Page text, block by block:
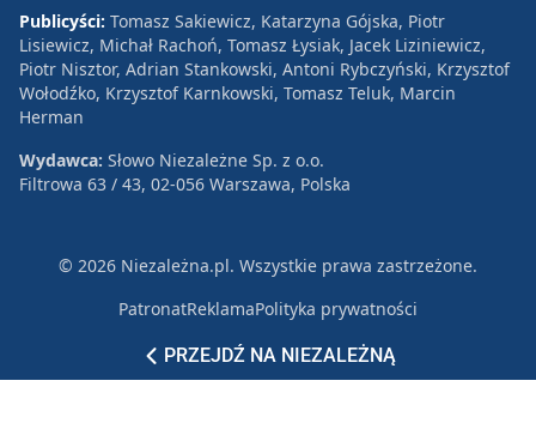
PRZEJDŹ NA NIEZALEŻNĄ
Publicyści: Tomasz Sakiewicz, Katarzyna Gójska, Piotr
Lisiewicz, Michał Rachoń, Tomasz Łysiak, Jacek Liziniewicz,
Piotr Nisztor, Adrian Stankowski, Antoni Rybczyński, Krzysztof
Wołodźko, Krzysztof Karnkowski, Tomasz Teluk, Marcin
Herman
Wydawca: Słowo Niezależne Sp. z o.o.
Filtrowa 63 / 43, 02-056 Warszawa, Polska
© 2026 Niezależna.pl. Wszystkie prawa zastrzeżone.
PatronatReklamaPolityka prywatności